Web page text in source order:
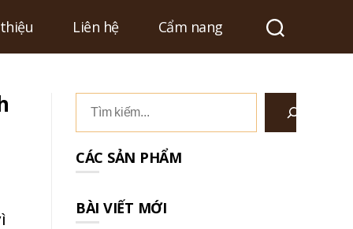
Liên hệ Cẩm nang
kiếm
CÁC SẢN PHẨM
BÀI VIẾT MỚI